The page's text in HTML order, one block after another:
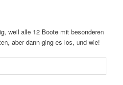
weil alle 12 Boote mit besonderen
aber dann ging es los, und wie!